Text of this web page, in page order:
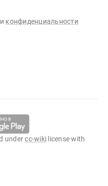
и конфиденциальности
undercc-wiki license with